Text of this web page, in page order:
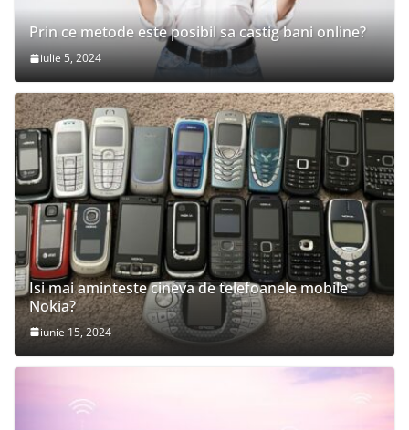
Prin ce metode este posibil sa castig bani online?
iulie 5, 2024
Isi mai aminteste cineva de telefoanele mobile
Nokia?
iunie 15, 2024